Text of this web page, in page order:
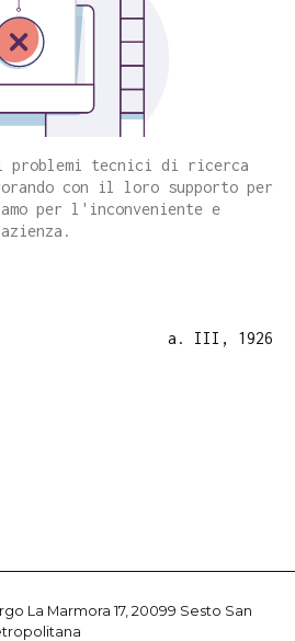
tecnici di ricerca
con il loro supporto per
per l'inconveniente e
a. III, 1926
La Marmora 17, 20099 Sesto San